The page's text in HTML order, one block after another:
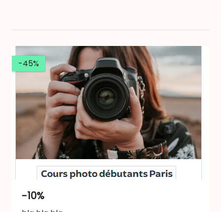
-45%
-10%